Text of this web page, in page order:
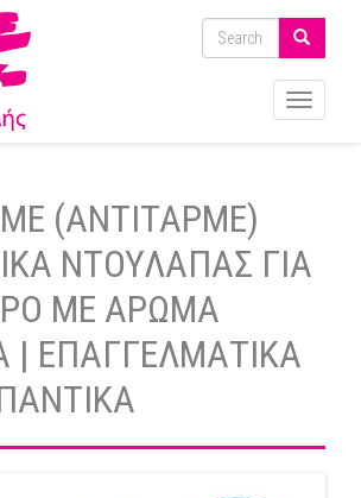
(ΑΝΤΙΤΑΡΜΕ)
ΝΤΟΥΛΑΠΑΣ ΓΙΑ
ΜΕ ΑΡΩΜΑ
| ΕΠΑΓΓΕΛΜΑΤΙΚΑ
Toggle